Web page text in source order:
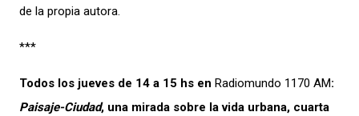
de la propia autora.
***
Todos los jueves de 14 a 15 hs en Radiomundo 1170 AM:
Paisaje-Ciudad, una mirada sobre la vida urbana, cuarta